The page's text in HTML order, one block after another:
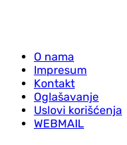
O nama
Impresum
Kontakt
Oglašavanje
Uslovi korišćenja
WEBMAIL